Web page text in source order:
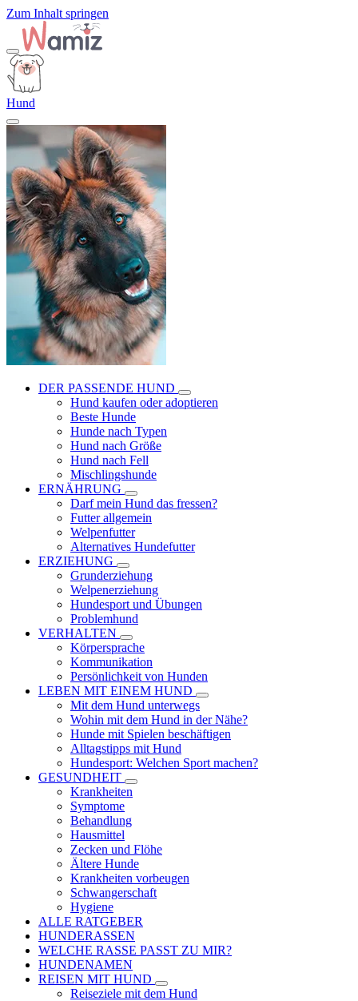
Zum Inhalt springen
Hund
DER PASSENDE HUND
Hund kaufen oder adoptieren
Beste Hunde
Hunde nach Typen
Hund nach Größe
Hund nach Fell
Mischlingshunde
ERNÄHRUNG
Darf mein Hund das fressen?
Futter allgemein
Welpenfutter
Alternatives Hundefutter
ERZIEHUNG
Grunderziehung
Welpenerziehung
Hundesport und Übungen
Problemhund
VERHALTEN
Körpersprache
Kommunikation
Persönlichkeit von Hunden
LEBEN MIT EINEM HUND
Mit dem Hund unterwegs
Wohin mit dem Hund in der Nähe?
Hunde mit Spielen beschäftigen
Alltagstipps mit Hund
Hundesport: Welchen Sport machen?
GESUNDHEIT
Krankheiten
Symptome
Behandlung
Hausmittel
Zecken und Flöhe
Ältere Hunde
Krankheiten vorbeugen
Schwangerschaft
Hygiene
ALLE RATGEBER
HUNDERASSEN
WELCHE RASSE PASST ZU MIR?
HUNDENAMEN
REISEN MIT HUND
Reiseziele mit dem Hund